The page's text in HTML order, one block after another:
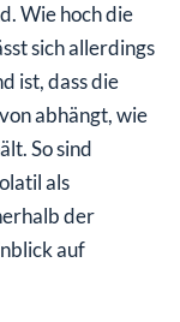
Wie hoch die
sich allerdings
ist, dass die
abhängt, wie
So sind
als
der
auf